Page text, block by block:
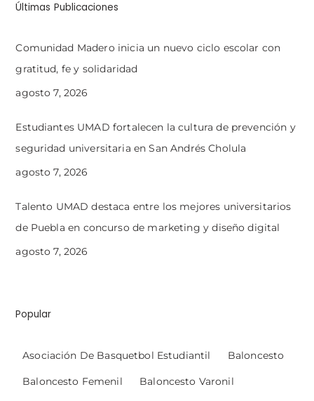
Últimas Publicaciones
Comunidad Madero inicia un nuevo ciclo escolar con
gratitud, fe y solidaridad
agosto 7, 2026
Estudiantes UMAD fortalecen la cultura de prevención y
seguridad universitaria en San Andrés Cholula
agosto 7, 2026
Talento UMAD destaca entre los mejores universitarios
de Puebla en concurso de marketing y diseño digital
agosto 7, 2026
Popular
Asociación De Basquetbol Estudiantil Baloncesto
Baloncesto Femenil Baloncesto Varonil